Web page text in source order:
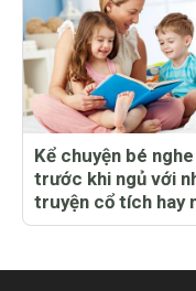
Kể chuyện bé nghe
trước khi ngủ với
truyện cổ tích hay